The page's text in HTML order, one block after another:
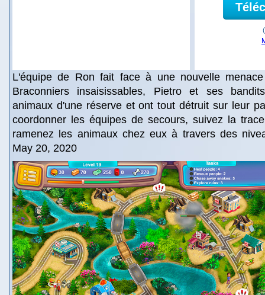
L'équipe de Ron fait face à une nouvelle
Braconniers insaisissables, Pietro et ses
animaux d'une réserve et ont tout détruit sur leur
coordonner les équipes de secours, suivez la
ramenez les animaux chez eux à travers des
May 20, 2020